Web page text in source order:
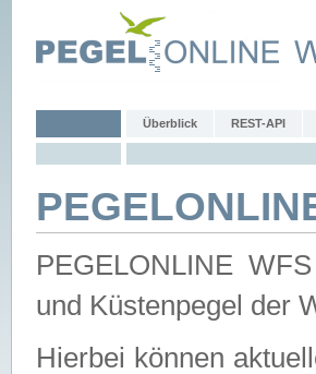
Überblick REST-API
PEGELONLINE
und Küstenpegel der
Hierbei können